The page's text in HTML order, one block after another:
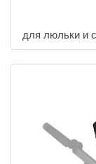
для люльки и